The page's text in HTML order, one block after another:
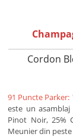
Cordon
91 Puncte Parker:
este un asamblaj
Pinot Noir, 25%
Meunier din peste